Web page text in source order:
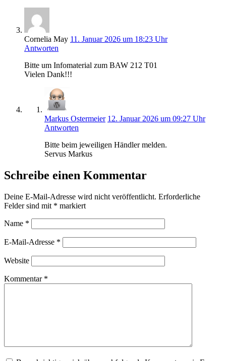
Cornelia May 11. Januar 2026 um 18:23 Uhr
Antworten
Bitte um Infomaterial zum BAW 212 T01
Vielen Dank!!!
Markus Ostermeier 12. Januar 2026 um 09:27 Uhr
Antworten
Bitte beim jeweiligen Händler melden.
Servus Markus
Schreibe einen Kommentar
Deine E-Mail-Adresse wird nicht veröffentlicht. Erforderliche
Felder sind mit * markiert
Name *
E-Mail-Adresse *
Website
Kommentar *